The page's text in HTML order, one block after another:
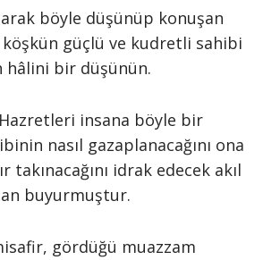
böyle düşünüp konuşan
köşkün güçlü ve kudretli sahibi
hâlini bir düşünün.
insana böyle bir
nasıl gazaplanacağını ona
takınacağını idrak edecek akıl
buyurmuştur.
gördüğü muazzam